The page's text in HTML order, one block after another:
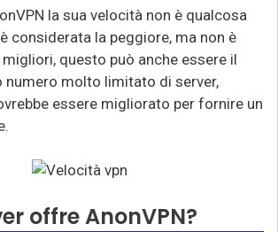
la sua velocità non è qualcosa
considerata la peggiore, ma non è
questo può anche essere il
numero molto limitato di server,
essere migliorato per fornire un
offre AnonVPN?